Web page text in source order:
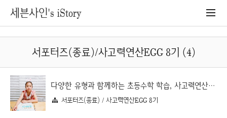
세븐사인's iStory
서포터즈(종료)/사고력연산EGG 8기 (4)
다양한 유형과 함께하는 초등수학 학습, 사고력연산EGG 3-2 곱셈
서포터즈(종료) / 사고력연산EGG 8기